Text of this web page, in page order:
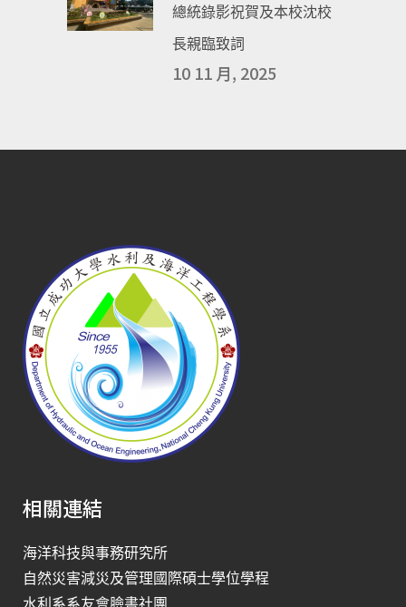
總統錄影祝賀及本校沈校
長親臨致詞
10 11 月, 2025
相關連結
海洋科技與事務研究所
自然災害減災及管理國際碩士學位學程